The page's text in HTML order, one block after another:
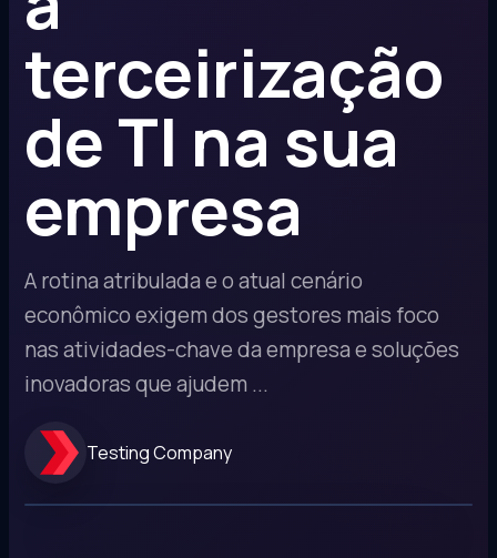
terceirização
de TI na sua
empresa
A rotina atribulada e o atual cenário
econômico exigem dos gestores mais foco
nas atividades-chave da empresa e soluções
inovadoras que ajudem ...
Testing Company